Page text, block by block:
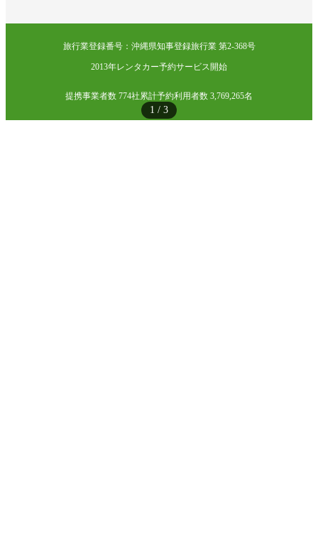
1 / 3
旅行業登録番号：沖縄県知事登録旅行業 第2-368号
2013年レンタカー予約サービス開始
提携事業者数 774社累計予約利用者数 3,769,265名